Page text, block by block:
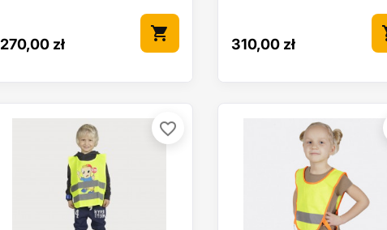
270,00 zł
shopping_cart
310,00 zł
favorite_border